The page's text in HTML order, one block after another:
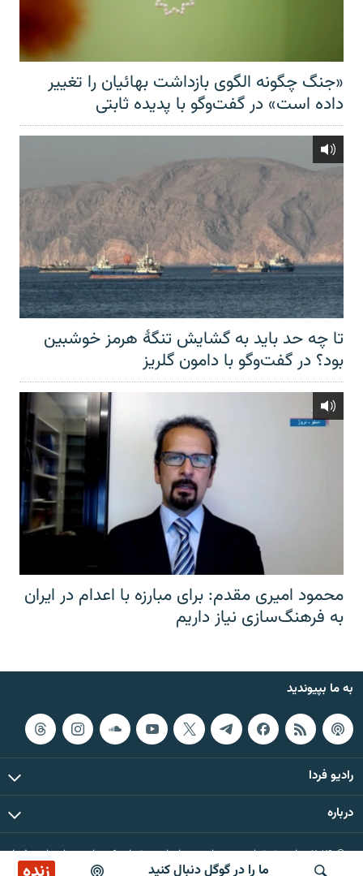
ما را در گوگل دنبال کنید
«جنگ چگونه الگوی بازداشت بهائیان را تغییر
داده است» در گفت‌وگو با پدیده ثابتی
تا چه حد باید به گشایش تنگهٔ هرمز خوشبین
بود؟ در گفت‌وگو با دامون گلریز
محمود امیری مقدم: برای مبارزه با اعدام در ایران
به فرهنگ‌سازی نیاز داریم
به ما بپیوندید
رادیو فردا
درباره
© ۲۰۲۶ تمام حقوق این وب‌سایت، بر اساس مقررات کپی‌رایت، برای رادیو فردا
محفوظ است.